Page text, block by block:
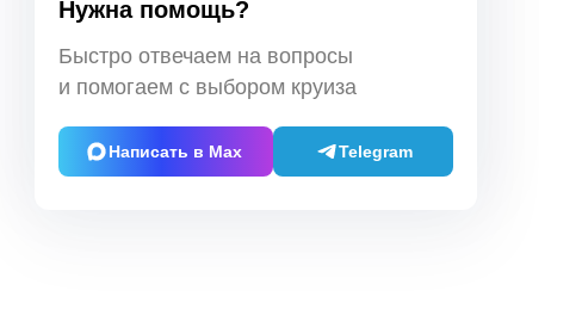
Нужна помощь?
Быстро отвечаем на вопросы
и помогаем с выбором круиза
Написать в Max Telegram